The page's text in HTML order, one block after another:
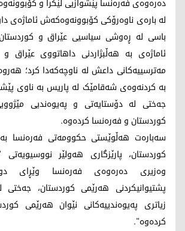
لە بارەی ناوەرۆکی کۆبوونەوەکەش ئاماژەی
باسی لە ڕەوشی سیاسیی عێراق و
ئاماژەی بە هەڵبژاردنی داهاتووی عێراق و
مەترسییەکانی داعش لە ناوچەکەدا كرد؛
بە کردنەوەی شەقامێک لە پاریس بە ناوی
جه‌ختی لە دۆستایەتی و پەیوەندیی
کوردستان و فەرەنسا کردەوە.
سەبارەت هەڵوێستی حکوومەتی فەرەنسا
کوردستان، پارێزگاری هەولێر نووسیویەتی
وەزیری دەرەوەی فەرەنسا وێڕای
پشتیوانیکردنی هەرێمی کوردستان، جەختی
زیاتری پەیوەندییەکانی نێوان هەرێمی
کردەوە".